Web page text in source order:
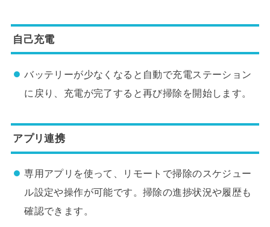
自己充電
バッテリーが少なくなると自動で充電ステーション
に戻り、充電が完了すると再び掃除を開始します。
アプリ連携
専用アプリを使って、リモートで掃除のスケジュー
ル設定や操作が可能です。掃除の進捗状況や履歴も
確認できます。